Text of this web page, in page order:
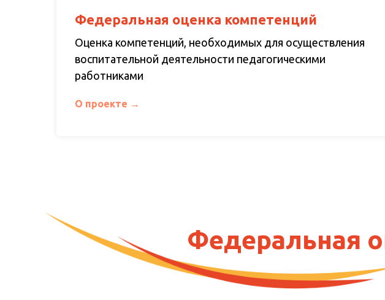
Федеральная оценка компетенций
Оценка компетенций, необходимых для осуществления
воспитательной деятельности педагогическими
работниками
О проекте
Федеральная